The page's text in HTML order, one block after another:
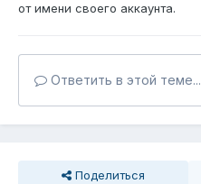
от имени своего аккаунта.
Ответить в этой теме...
Поделиться